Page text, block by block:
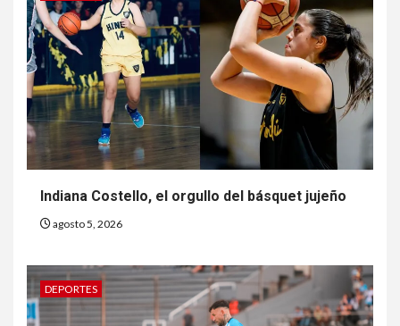
Indiana Costello, el orgullo del básquet jujeño
agosto 5, 2026
DEPORTES